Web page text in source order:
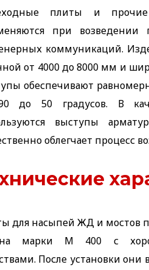
плиты и
при возведении
коммуникаций.
от 4000 до 8000 мм и
обеспечивают
до 50 градусов. В
выступы
облегчает процесс
для насыпей ЖД и мостов
марки М 400 с
После установки они